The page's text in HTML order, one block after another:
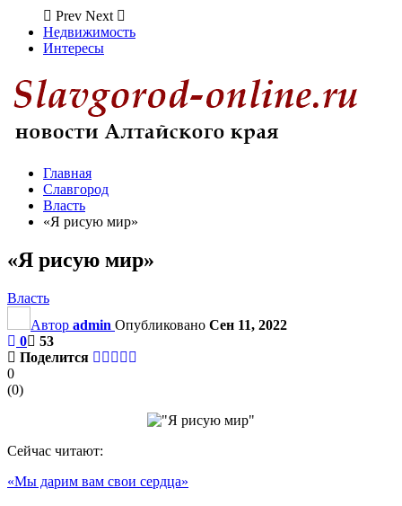
Prev Next
Недвижимость
Интересы
Главная
Славгород
Власть
«Я рисую мир»
«Я рисую мир»
Власть
Автор admin Опубликовано Сен 11, 2022
0
53
Поделится
0
(0)
Сейчас читают:
«Мы дарим вам свои сердца»